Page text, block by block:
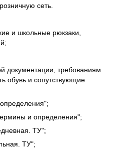
сеть.
и школьные рюкзаки,
документации, требованиям
обувь и сопутствующие
и определения";
ТУ";
ТУ";